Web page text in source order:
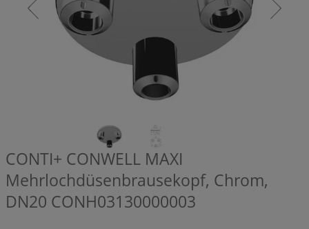
CONTI+ CONWELL MAXI
Mehrlochdüsenbrausekopf, Chrom,
DN20 CONH03130000003